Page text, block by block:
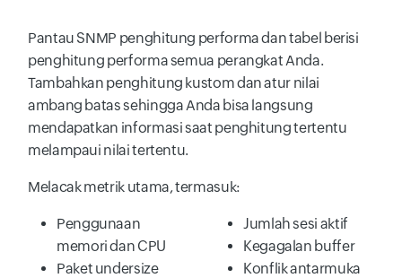
Pantau SNMP penghitung performa dan tabel berisi
penghitung performa semua perangkat Anda.
Tambahkan penghitung kustom dan atur nilai
ambang batas sehingga Anda bisa langsung
mendapatkan informasi saat penghitung tertentu
melampaui nilai tertentu.
Melacak metrik utama, termasuk:
Penggunaan
memori dan CPU
Paket undersize
Jumlah sesi aktif
Kegagalan buffer
Konflik antarmuka